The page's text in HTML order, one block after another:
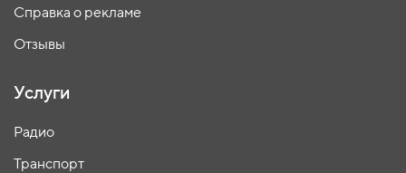
Справка о рекламе
Отзывы
Услуги
Радио
Транспорт